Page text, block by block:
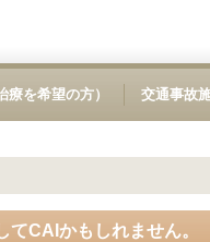
療を希望の方） 交通事故
CAIかもしれません。